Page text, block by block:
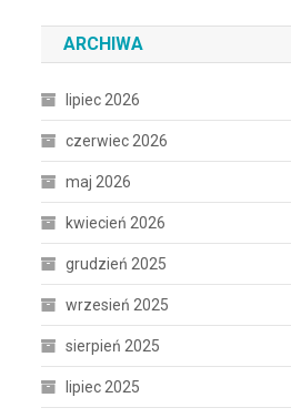
ARCHIWA
lipiec 2026
czerwiec 2026
maj 2026
kwiecień 2026
grudzień 2025
wrzesień 2025
sierpień 2025
lipiec 2025